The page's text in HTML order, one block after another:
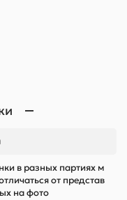
в разных партиях м
от представ
на фото